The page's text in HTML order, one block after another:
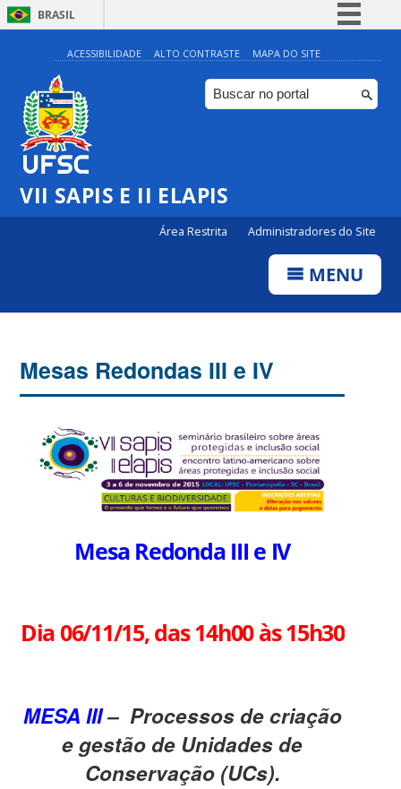
BRASIL
Simplifique!
Comunica BR
Participe
ACESSIBILIDADE ALTO CONTRASTE MAPA DO SITE
VII SAPIS E II ELAPIS
Área Restrita Administradores do Site
MENU
Mesas Redondas III e IV
Mesa Redonda III e IV
Dia 06/11/15, das 14h00 às 15h30
MESA III– Processos de criação
e gestão de Unidades de
Conservação (UCs).